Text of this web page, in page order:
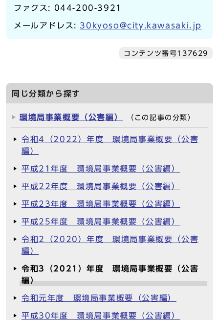
ファクス: 044-200-3921
メールアドレス: 30kyoso@city.kawasaki.jp
コンテンツ番号137629
同じ分類から探す
環境局事業概要（公害編） （この記事の分類）
令和4（2022）年度 環境局事業概要（公害
編）
平成21年度 環境局事業概要（公害編）
平成22年度 環境局事業概要（公害編）
平成23年度 環境局事業概要（公害編）
平成25年度 環境局事業概要（公害編）
令和2（2020）年度 環境局事業概要（公害
編）
令和3（2021）年度 環境局事業概要（公害
編）
令和元年度 環境局事業概要（公害編）
平成30年度 環境局事業概要（公害編）